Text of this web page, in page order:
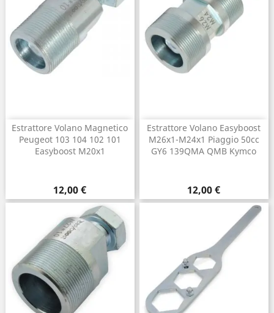
Estrattore Volano Magnetico
Peugeot 103 104 102 101
Easyboost M20x1
Prezzo
12,00 €
Estrattore Volano Easyboost
M26x1-M24x1 Piaggio 50cc
GY6 139QMA QMB Kymco
Prezzo
12,00 €